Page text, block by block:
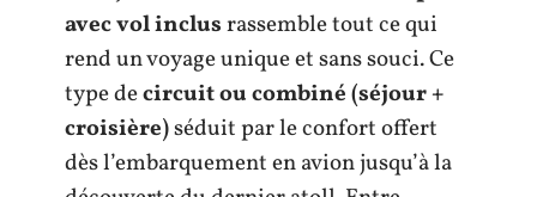
avec vol inclusrassemble tout ce qui
rend un voyage unique et sans souci. Ce
type decircuit ou combiné (séjour +
croisière)séduit par le confort offert
dès l’embarquement en avion jusqu’à la